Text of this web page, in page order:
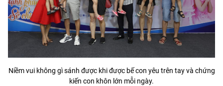
Niềm vui không gì sánh được khi được bế con yêu trên tay và chứng
kiến con khôn lớn mỗi ngày.